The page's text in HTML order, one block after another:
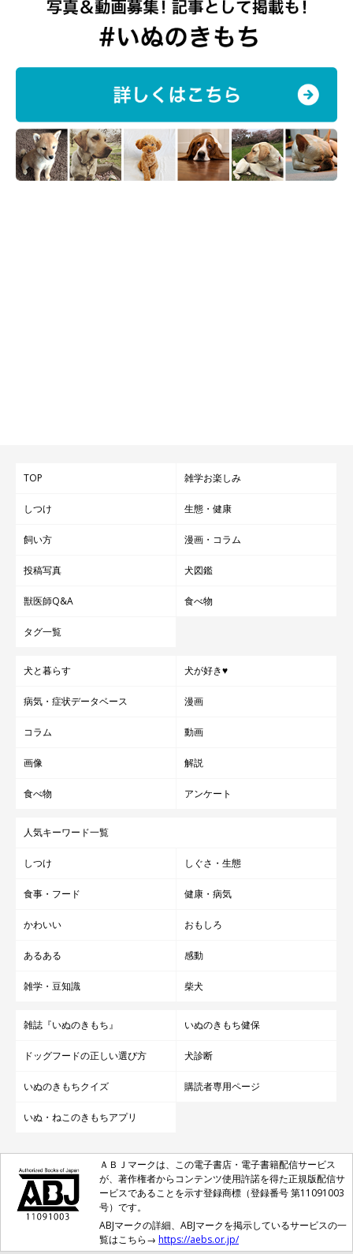
TOP 雑学お楽しみ
しつけ 生態・健康
飼い方 漫画・コラム
投稿写真 犬図鑑
獣医師Q&A 食べ物
タグ一覧
犬と暮らす 犬が好き♥
病気・症状データベース 漫画
コラム 動画
画像 解説
食べ物 アンケート
人気キーワード一覧
しつけ しぐさ・生態
食事・フード 健康・病気
かわいい おもしろ
あるある 感動
雑学・豆知識 柴犬
雑誌『いぬのきもち』 いぬのきもち健保
ドッグフードの正しい選び方 犬診断
いぬのきもちクイズ 購読者専用ページ
いぬ・ねこのきもちアプリ
ＡＢＪマークは、この電子書店・電子書籍配信サービス
が、著作権者からコンテンツ使用許諾を得た正規版配信サ
ービスであることを示す登録商標（登録番号 第11091003
号）です。
ABJマークの詳細、ABJマークを掲示しているサービスの一
覧はこちら→ https://aebs.or.jp/